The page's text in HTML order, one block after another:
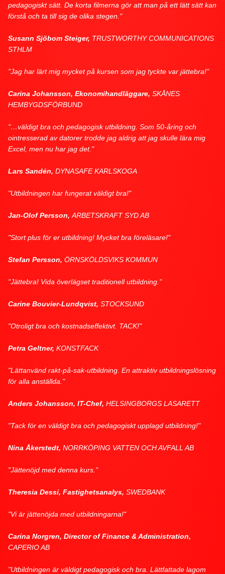
pedagogiskt sätt. De korta filmerna gör att man på ett lätt sätt kan
förstå och ta till sig de olika stegen."
Susann Sjöbom Steiger, TRUSTWORTHY COMMUNICATIONS
STHLM
"Jag har lärt mig mycket på kursen som jag tyckte var jättebra!"
Carina Johansson, Ekonomihandläggare, SKÅNES
HEMBYGDSFÖRBUND
"…väldigt bra och pedagogisk utbildning. Som 50-åring och
ointresserad av datorer trodde jag aldrig att jag skulle lära mig
Excel, men nu har jag det."
Lars Sandén, DYNASAFE KARLSKOGA
"Utbildningen har fungerat väldigt bra!"
Jan-Olof Persson, ARBETSKRAFT SYD AB
"Stort plus för er utbildning! Mycket bra föreläsare!"
Stefan Persson, ÖRNSKÖLDSVIKS KOMMUN
"Jättebra! Vida överlägset traditionell utbildning."
Carine Bouvier-Lundqvist, STOCKSUND
"Otroligt bra och kostnadseffektivt. TACK!"
Petra Geltner, KONSTFACK
"Lättanvänd rakt-på-sak-utbildning. En attraktiv utbildningslösning
för alla anställda."
Anders Johansson, IT-Chef, HELSINGBORGS LASARETT
"Tack för en väldigt bra och pedagogiskt upplagd utbildning!"
Nina Åkerstedt, NORRKÖPING VATTEN OCH AVFALL AB
"Jättenöjd med denna kurs."
Theresia Dessi, Fastighetsanalys, SWEDBANK
"Vi är jättenöjda med utbildningarna!"
Carina Norgren, Director of Finance & Administration,
CAPERIO AB
"Utbildningen är väldigt pedagogisk och bra. Lättfattade lagom